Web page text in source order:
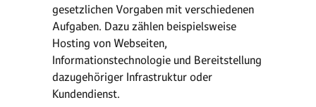
gesetzlichen Vorgaben mit verschiedenen
Aufgaben. Dazu zählen beispielsweise
Hosting von Webseiten,
Informationstechnologie und Bereitstellung
dazugehöriger Infrastruktur oder
Kundendienst.